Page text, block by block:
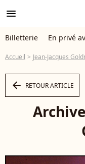
menu
Billetterie En privé
Accueil Jean-Jacques
arrow_left RETOUR ARTICLE